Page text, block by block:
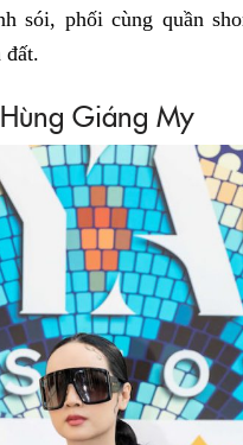
sói, phối cùng quần
đất.
Giáng My